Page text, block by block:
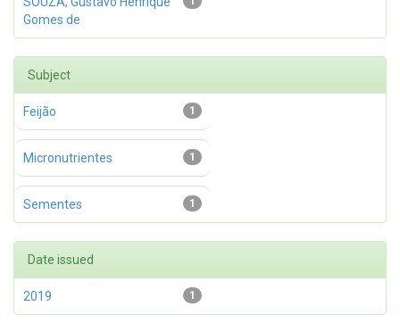
Gomes de
Subject
1
Feijão
1
Micronutrientes
1
Sementes
Date issued
1
2019